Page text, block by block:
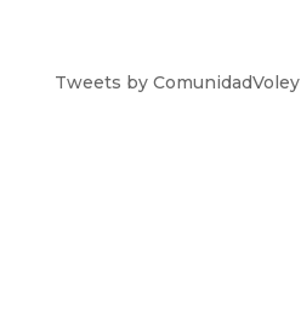
Tweets by ComunidadVoley